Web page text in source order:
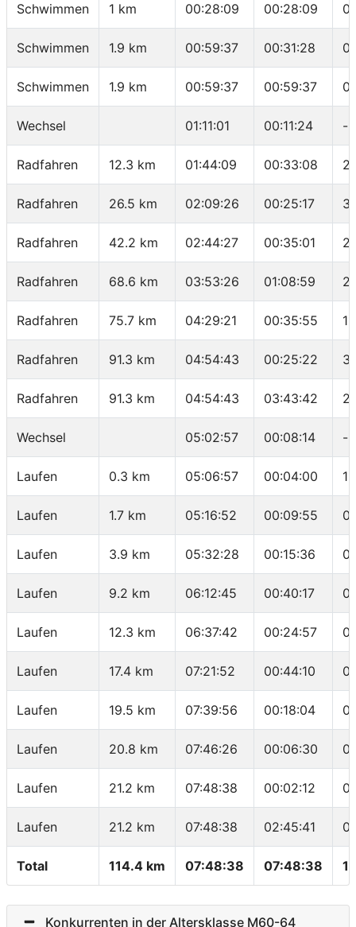
Schwimmen 1 km 00:28:09 00:28:09
Schwimmen 1.9 km 00:59:37 00:31:28
Schwimmen 1.9 km 00:59:37 00:59:37
Wechsel 01:11:01 00:11:24 -
Radfahren 12.3 km 01:44:09 00:33:08
Radfahren 26.5 km 02:09:26 00:25:17
Radfahren 42.2 km 02:44:27 00:35:01
Radfahren 68.6 km 03:53:26 01:08:59
Radfahren 75.7 km 04:29:21 00:35:55
Radfahren 91.3 km 04:54:43 00:25:22
Radfahren 91.3 km 04:54:43 03:43:42
Wechsel 05:02:57 00:08:14 -
Laufen 0.3 km 05:06:57 00:04:00
Laufen 1.7 km 05:16:52 00:09:55
Laufen 3.9 km 05:32:28 00:15:36
Laufen 9.2 km 06:12:45 00:40:17
Laufen 12.3 km 06:37:42 00:24:57
Laufen 17.4 km 07:21:52 00:44:10
Laufen 19.5 km 07:39:56 00:18:04
Laufen 20.8 km 07:46:26 00:06:30
Laufen 21.2 km 07:48:38 00:02:12
Laufen 21.2 km 07:48:38 02:45:41
Total 114.4 km 07:48:38 07:48:38
Konkurrenten in der Altersklasse M60-64